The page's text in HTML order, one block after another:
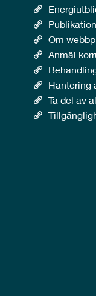
Om
Anmäl
Hantering
Ta del av